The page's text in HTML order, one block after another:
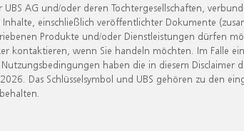
AG und/oder deren Tochtergesellschaften,
einschließlich veröffentlichter Dokumente
Produkte und/oder Dienstleistungen dürfen
kontaktieren, wenn Sie handeln möchten. Im Falle
haben die in diesem Disclaimer
Das Schlüsselsymbol und UBS gehören zu den